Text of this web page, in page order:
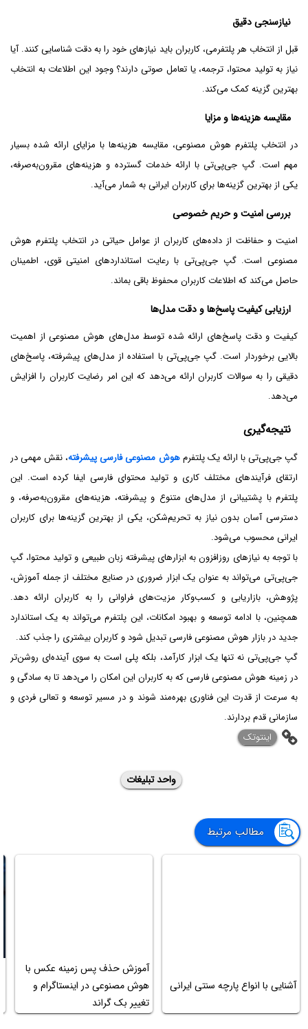
نیازسنجی دقیق
قبل از انتخاب هر پلتفرمی، کاربران باید نیازهای خود را به دقت شناسایی کنند. آیا
نیاز به تولید محتوا، ترجمه، یا تعامل صوتی دارند؟ وجود این اطلاعات به انتخاب
بهترین گزینه کمک می‌کند.
مقایسه هزینه‌ها و مزایا
در انتخاب پلتفرم هوش مصنوعی، مقایسه هزینه‌ها با مزایای ارائه شده بسیار
مهم است. گپ جی‌پی‌تی با ارائه خدمات گسترده و هزینه‌های مقرون‌به‌صرفه،
یکی از بهترین گزینه‌ها برای کاربران ایرانی به شمار می‌آید.
بررسی امنیت و حریم خصوصی
امنیت و حفاظت از داده‌های کاربران از عوامل حیاتی در انتخاب پلتفرم هوش
مصنوعی است. گپ جی‌پی‌تی با رعایت استانداردهای امنیتی قوی، اطمینان
حاصل می‌کند که اطلاعات کاربران محفوظ باقی بماند.
ارزیابی کیفیت پاسخ‌ها و دقت مدل‌ها
کیفیت و دقت پاسخ‌های ارائه شده توسط مدل‌های هوش مصنوعی از اهمیت
بالایی برخوردار است. گپ جی‌پی‌تی با استفاده از مدل‌های پیشرفته، پاسخ‌های
دقیقی را به سوالات کاربران ارائه می‌دهد که این امر رضایت کاربران را افزایش
می‌دهد.
نتیجه‌گیری
گپ جی‌پی‌تی با ارائه یک پلتفرمهوش مصنوعی فارسی پیشرفته، نقش مهمی در
ارتقای فرآیندهای مختلف کاری و تولید محتوای فارسی ایفا کرده است. این
پلتفرم با پشتیبانی از مدل‌های متنوع و پیشرفته، هزینه‌های مقرون‌به‌صرفه، و
دسترسی آسان بدون نیاز به تحریم‌شکن، یکی از بهترین گزینه‌ها برای کاربران
ایرانی محسوب می‌شود.
با توجه به نیازهای روزافزون به ابزارهای پیشرفته زبان طبیعی و تولید محتوا، گپ
جی‌پی‌تی می‌تواند به عنوان یک ابزار ضروری در صنایع مختلف از جمله آموزش،
پژوهش، بازاریابی و کسب‌و‌کار مزیت‌های فراوانی را به کاربران ارائه دهد.
همچنین، با ادامه توسعه و بهبود امکانات، این پلتفرم می‌تواند به یک استاندارد
جدید در بازار هوش مصنوعی فارسی تبدیل شود و کاربران بیشتری را جذب کند.
گپ جی‌پی‌تی نه تنها یک ابزار کارآمد، بلکه پلی است به سوی آینده‌ای روشن‌تر
در زمینه هوش مصنوعی فارسی که به کاربران این امکان را می‌دهد تا به سادگی و
به سرعت از قدرت این فناوری بهره‌مند شوند و در مسیر توسعه و تعالی فردی و
سازمانی قدم بردارند.
اینتوتک
واحد تبلیغات
مطالب مرتبط
آشنایی با انواع پارچه سنتی ایرانی
آموزش حذف پس زمینه عکس با
هوش مصنوعی در اینستاگرام و
تغییر بک گراند